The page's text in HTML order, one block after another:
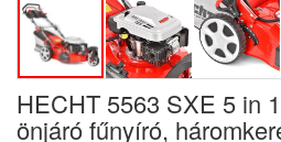
HECHT 5563 SXE 5 in
önjáró fűnyíró,